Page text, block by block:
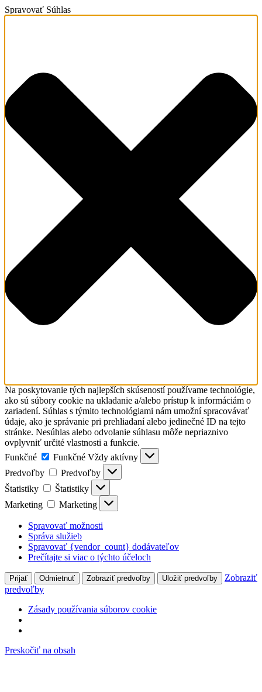
Spravovať Súhlas
Na poskytovanie tých najlepších skúseností používame technológie,
ako sú súbory cookie na ukladanie a/alebo prístup k informáciám o
zariadení. Súhlas s týmito technológiami nám umožní spracovávať
údaje, ako je správanie pri prehliadaní alebo jedinečné ID na tejto
stránke. Nesúhlas alebo odvolanie súhlasu môže nepriaznivo
ovplyvniť určité vlastnosti a funkcie.
Funkčné
Funkčné Vždy aktívny
Predvoľby
Predvoľby
Štatistiky
Štatistiky
Marketing
Marketing
Spravovať možnosti
Správa služieb
Spravovať {vendor_count} dodávateľov
Prečítajte si viac o týchto účeloch
Prijať Odmietnuť Zobraziť predvoľby Uložiť predvoľby
Zobraziť
predvoľby
Zásady používania súborov cookie
Preskočiť na obsah